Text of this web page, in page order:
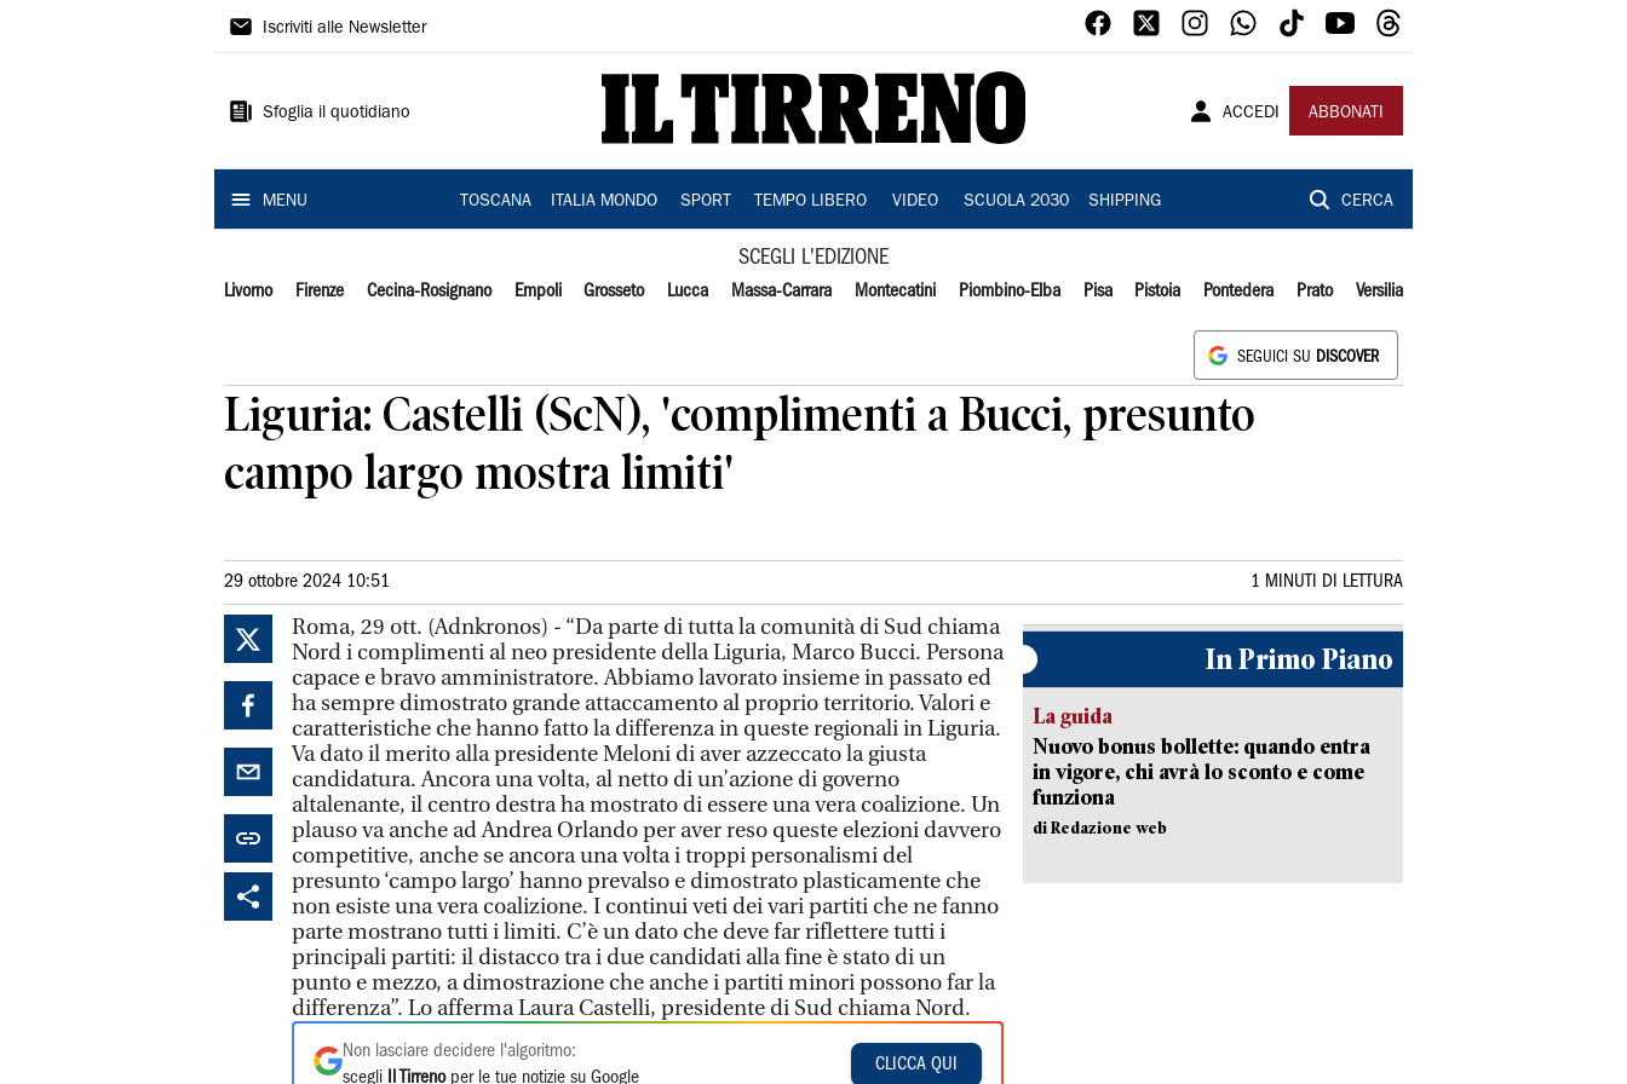
Il
Iscriviti alle Newsletter
Sfoglia il quotidiano ACCEDI ABBONATI
MENU TOSCANA ITALIA MONDO SPORT TEMPO LIBERO VIDEO SCUOLA 2030 SHIPPING CERCA
SCEGLI L'EDIZIONE
Livorno Firenze Cecina-Rosignano Empoli Grosseto Lucca Massa-Carrara Montecatini Piombino-Elba Pisa Pistoia Pontedera Prato Versilia
SEGUICI SU DISCOVER
Liguria: Castelli (ScN), 'complimenti a Bucci, presunto
campo largo mostra limiti'
29 ottobre 2024 10:51 1 MINUTI DI LETTURA
Roma, 29 ott. (Adnkronos) - “Da parte di tutta la comunità di Sud chiama
Nord i complimenti al neo presidente della Liguria, Marco Bucci. Persona
capace e bravo amministratore. Abbiamo lavorato insieme in passato ed
ha sempre dimostrato grande attaccamento al proprio territorio. Valori e
caratteristiche che hanno fatto la differenza in queste regionali in Liguria.
Va dato il merito alla presidente Meloni di aver azzeccato la giusta
candidatura. Ancora una volta, al netto di un’azione di governo
altalenante, il centro destra ha mostrato di essere una vera coalizione. Un
plauso va anche ad Andrea Orlando per aver reso queste elezioni davvero
competitive, anche se ancora una volta i troppi personalismi del
presunto ‘campo largo’ hanno prevalso e dimostrato plasticamente che
non esiste una vera coalizione. I continui veti dei vari partiti che ne fanno
parte mostrano tutti i limiti. C’è un dato che deve far riflettere tutti i
principali partiti: il distacco tra i due candidati alla fine è stato di un
punto e mezzo, a dimostrazione che anche i partiti minori possono far la
differenza”. Lo afferma Laura Castelli, presidente di Sud chiama Nord.
Non lasciare decidere l'algoritmo:
scegli
Il Tirrenoper le tue notizie su Google
CLICCA QUI
In Primo Piano
La guida
Nuovo bonus bollette: quando entra
in vigore, chi avrà lo sconto e come
funziona
di Redazione web